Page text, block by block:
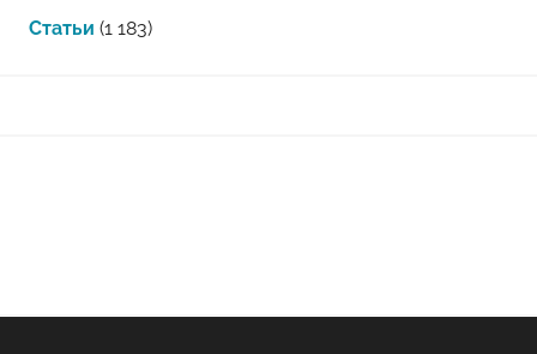
Статьи (1 183)